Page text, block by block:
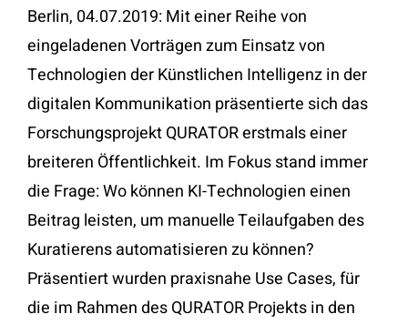
Berlin, 04.07.2019: Mit einer Reihe von
eingeladenen Vorträgen zum Einsatz von
Technologien der Künstlichen Intelligenz in der
digitalen Kommunikation präsentierte sich das
Forschungsprojekt QURATOR erstmals einer
breiteren Öffentlichkeit. Im Fokus stand immer
die Frage: Wo können KI-Technologien einen
Beitrag leisten, um manuelle Teilaufgaben des
Kuratierens automatisieren zu können?
Präsentiert wurden praxisnahe Use Cases, für
die im Rahmen des QURATOR Projekts in den